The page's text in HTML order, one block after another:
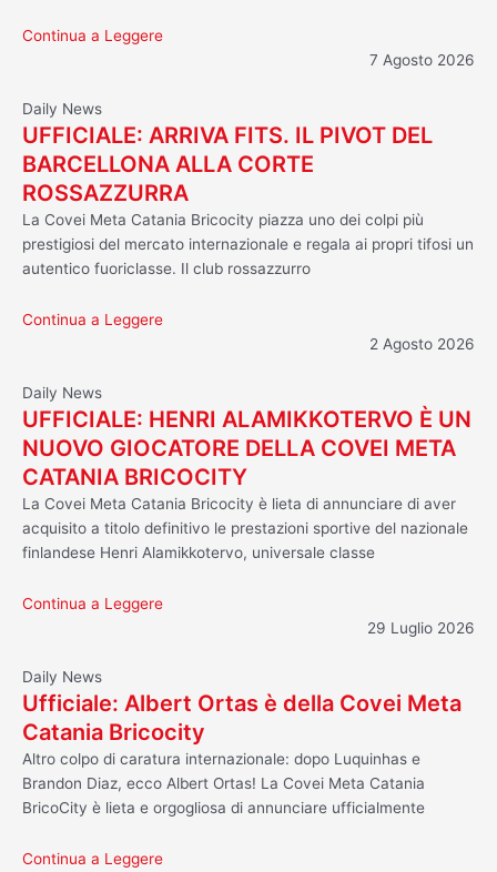
Continua a Leggere
7 Agosto 2026
Daily News
UFFICIALE: ARRIVA FITS. IL PIVOT DEL
BARCELLONA ALLA CORTE
ROSSAZZURRA
La Covei Meta Catania Bricocity piazza uno dei colpi più
prestigiosi del mercato internazionale e regala ai propri tifosi un
autentico fuoriclasse. Il club rossazzurro
Continua a Leggere
2 Agosto 2026
Daily News
UFFICIALE: HENRI ALAMIKKOTERVO È UN
NUOVO GIOCATORE DELLA COVEI META
CATANIA BRICOCITY
La Covei Meta Catania Bricocity è lieta di annunciare di aver
acquisito a titolo definitivo le prestazioni sportive del nazionale
finlandese Henri Alamikkotervo, universale classe
Continua a Leggere
29 Luglio 2026
Daily News
Ufficiale: Albert Ortas è della Covei Meta
Catania Bricocity
Altro colpo di caratura internazionale: dopo Luquinhas e
Brandon Diaz, ecco Albert Ortas! La Covei Meta Catania
BricoCity è lieta e orgogliosa di annunciare ufficialmente
Continua a Leggere